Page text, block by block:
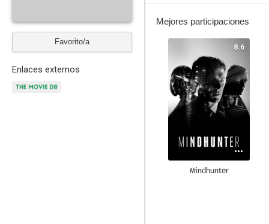
Favorito/a
Enlaces externos
Mejores participaciones
8.6
Mindhunter